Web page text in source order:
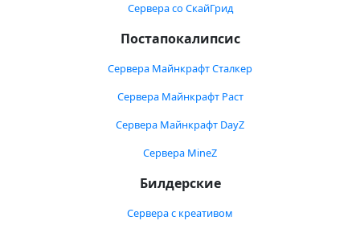
Сервера со СкайГрид
Постапокалипсис
Сервера Майнкрафт Сталкер
Сервера Майнкрафт Раст
Сервера Майнкрафт DayZ
Сервера MineZ
Билдерские
Сервера с креативом